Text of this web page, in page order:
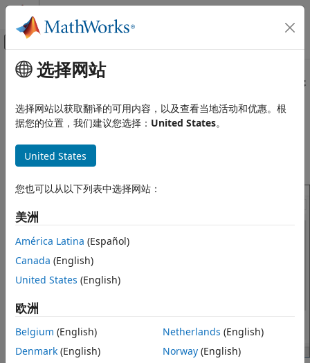
跳到内容
画布外导航菜单切换
文档主页
Embedded Coder
Embedded Coder 支持的硬件
建模
ARM Cortex-M 处理器的模型配置参数
本页内容
“硬件实现”窗格概述
编译选项
外部模式
主要内容
ARMCortex
-M 处理器的模型配置参
数
“硬件实现”窗格概述
默认“硬件实现”窗格
选择网站
选择网站以获取翻译的可用内容，以及查看当地活动和优惠。根
据您的位置，我们建议您选择： United States。
United States
您也可以从以下列表中选择网站：
美洲
América Latina (Español)
Canada (English)
United States (English)
欧洲
Belgium (English)
Denmark (English)
Netherlands (English)
Norway(English)